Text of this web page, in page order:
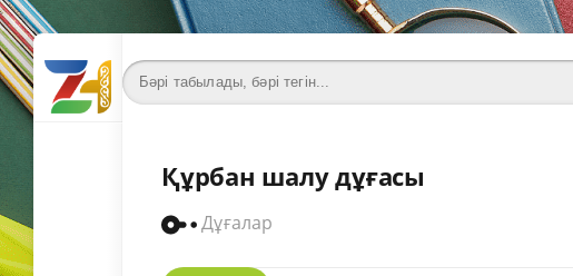
Құрбан шалу дұғасы
Дұғалар